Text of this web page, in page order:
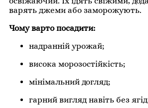
варять джеми або заморожують.
Чому варто посадити:
надранній урожай;
висока морозостійкість;
мінімальний догляд;
гарний вигляд навіть без